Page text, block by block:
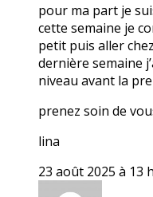
pour ma part je
cette semaine je
petit puis aller
dernière semaine
niveau avant la
prenez soin de
lina
23 août 2025 à 13